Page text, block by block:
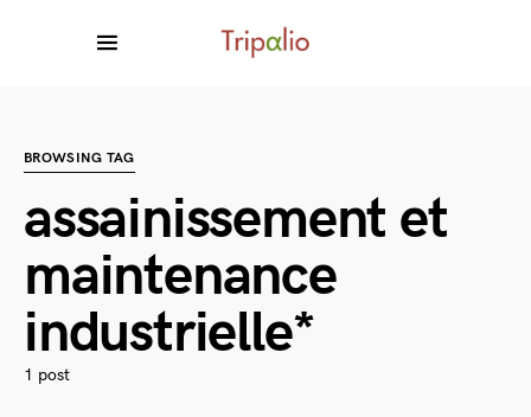
BROWSING TAG
assainissement et
maintenance
industrielle*
1 post